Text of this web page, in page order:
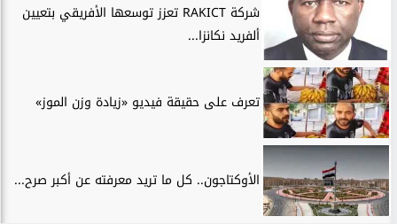
شركة RAKICT تعزز توسعها الأفريقي بتعيين
ألفريد نكانزا...
تعرف على حقيقة فيديو «زيادة وزن الموز»
الأوكتاجون.. كل ما تريد معرفته عن أكبر صرح...